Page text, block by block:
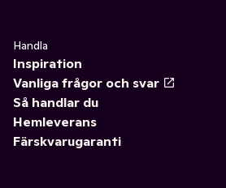
Handla
Inspiration
Vanliga frågor och svar
Så handlar du
Hemleverans
Färskvarugaranti